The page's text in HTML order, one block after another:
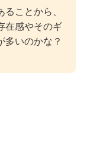
ことから、
在感やそのギ
多いのかな？